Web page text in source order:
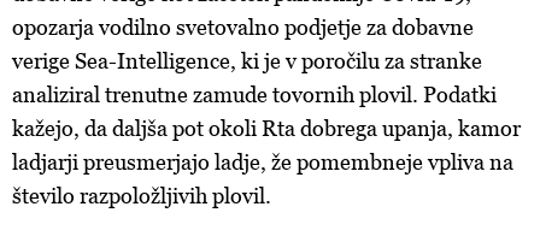
opozarja vodilno svetovalno podjetje za dobavne
verige Sea-Intelligence, ki je v poročilu za stranke
analiziral trenutne zamude tovornih plovil. Podatki
kažejo, da daljša pot okoli Rta dobrega upanja, kamor
ladjarji preusmerjajo ladje, že pomembneje vpliva na
število razpoložljivih plovil.